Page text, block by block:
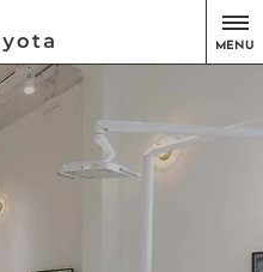
MENU